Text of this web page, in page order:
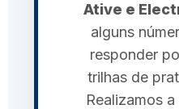
Ative e
alguns
responder
trilhas de
Realizamos